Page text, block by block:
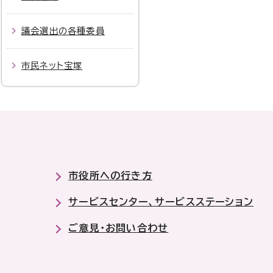
議会選出の各種委員
市民ネット宝塚
市役所への行き方
サービスセンター、サービスステーション
ご意見・お問い合わせ